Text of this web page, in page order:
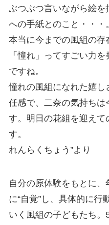
ぶつぶつ言いながら絵を
への手紙とのこと・・・。
本当に今までの風組の存
「憧れ」ってすごい力
ですね。
憧れの風組になれた嬉
任感で、二奈の気持ち
す。明日の花組を迎え
す
れんらくちょう”より
自分の原体験をもとに
に“自覚”し、具体的に行
いく風組の子どもたち